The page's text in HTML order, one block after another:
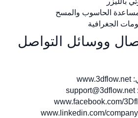
الحاسوب والمسح
التواصل